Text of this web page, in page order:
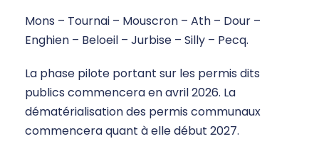
Mons – Tournai – Mouscron – Ath – Dour –
Enghien – Beloeil – Jurbise – Silly – Pecq.
La phase pilote portant sur les permis dits
publics commencera en avril 2026. La
dématérialisation des permis communaux
commencera quant à elle début 2027.